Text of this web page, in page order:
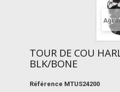
TOUR DE COU
BLK/BONE
Référence MTUS24200